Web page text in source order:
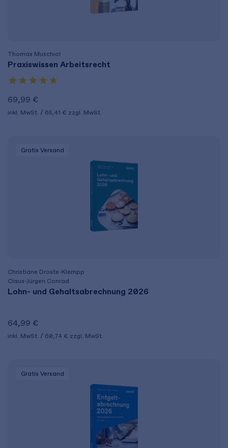
Thomas Muschiol
Praxiswissen Arbeitsrecht
69,99 €
inkl. MwSt. 65,41 € zzgl. MwSt.
Gratis Versand
Christiane Droste-Klempp
Claus-Jürgen Conrad
Lohn- und Gehaltsabrechnung 2026
64,99 €
inkl. MwSt. 60,74 € zzgl. MwSt.
Gratis Versand